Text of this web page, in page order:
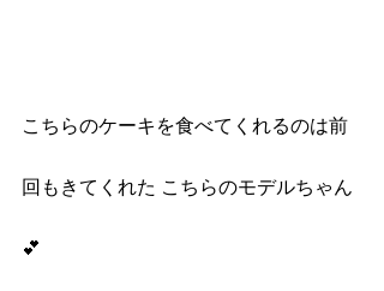
こちらのケーキを食べてくれるのは前
回もきてくれた こちらのモデルちゃん
💕